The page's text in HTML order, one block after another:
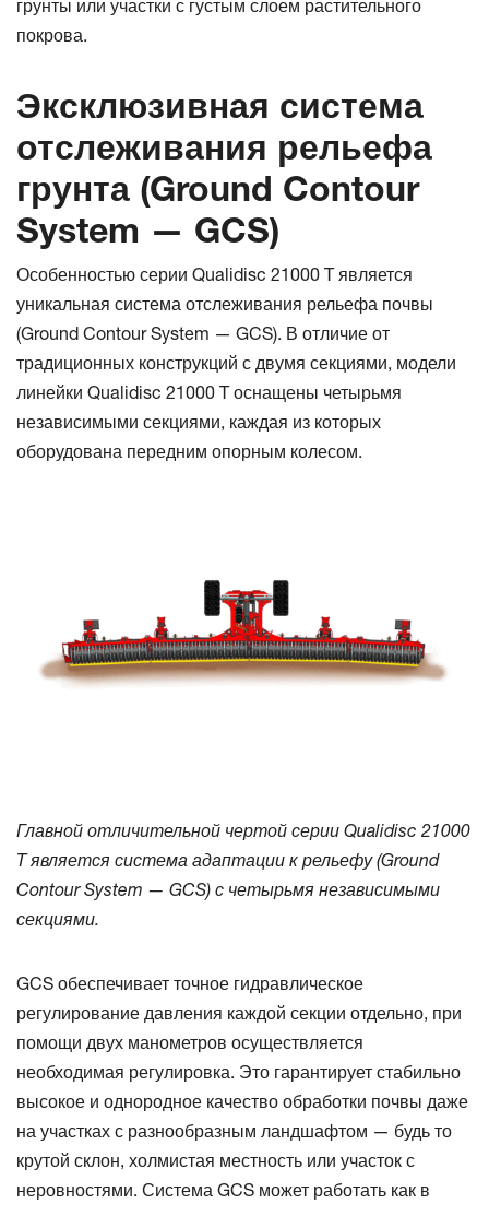
грунты или участки с густым слоем растительного
покрова.
Эксклюзивная система
отслеживания рельефа
грунта (Ground Contour
System — GCS)
Особенностью серии Qualidisc 21000 T является
уникальная система отслеживания рельефа почвы
(Ground Contour System — GCS). В отличие от
традиционных конструкций с двумя секциями, модели
линейки Qualidisc 21000 T оснащены четырьмя
независимыми секциями, каждая из которых
оборудована передним опорным колесом.
Главной отличительной чертой серии Qualidisc 21000
Tявляется система адаптации к рельефу (Ground
Contour System — GCS) с четырьмя независимыми
секциями.
GCS обеспечивает точное гидравлическое
регулирование давления каждой секции отдельно, при
помощи двух манометров осуществляется
необходимая регулировка. Это гарантирует стабильно
высокое и однородное качество обработки почвы даже
на участках с разнообразным ландшафтом — будь то
крутой склон, холмистая местность или участок с
неровностями. Система GCS может работать как в